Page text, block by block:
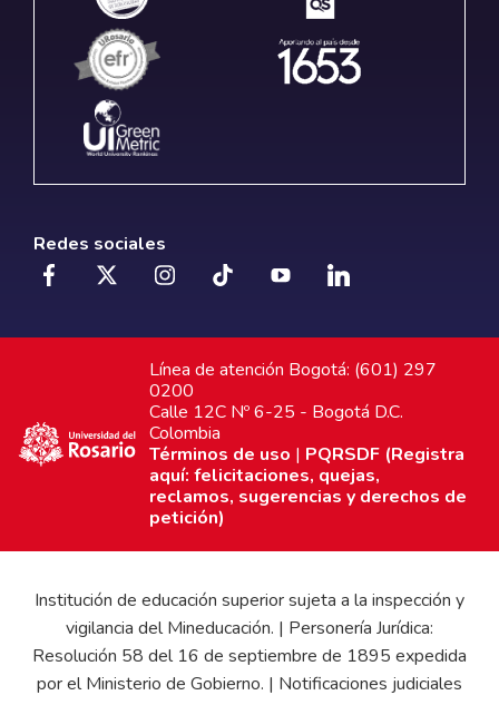
Redes sociales
Línea de atención Bogotá: (601) 297
0200
Calle 12C Nº 6-25 - Bogotá D.C.
Colombia
Términos de uso | PQRSDF (Registra
aquí: felicitaciones, quejas,
reclamos, sugerencias y derechos de
petición)
Institución de educación superior sujeta a la inspección y
vigilancia del Mineducación. | Personería Jurídica:
Resolución 58 del 16 de septiembre de 1895 expedida
por el Ministerio de Gobierno. | Notificaciones judiciales